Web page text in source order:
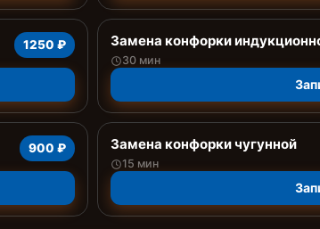
1250 ₽ Замена конфорки
30 мин
900 ₽ Замена конфорки чугунной
15 мин